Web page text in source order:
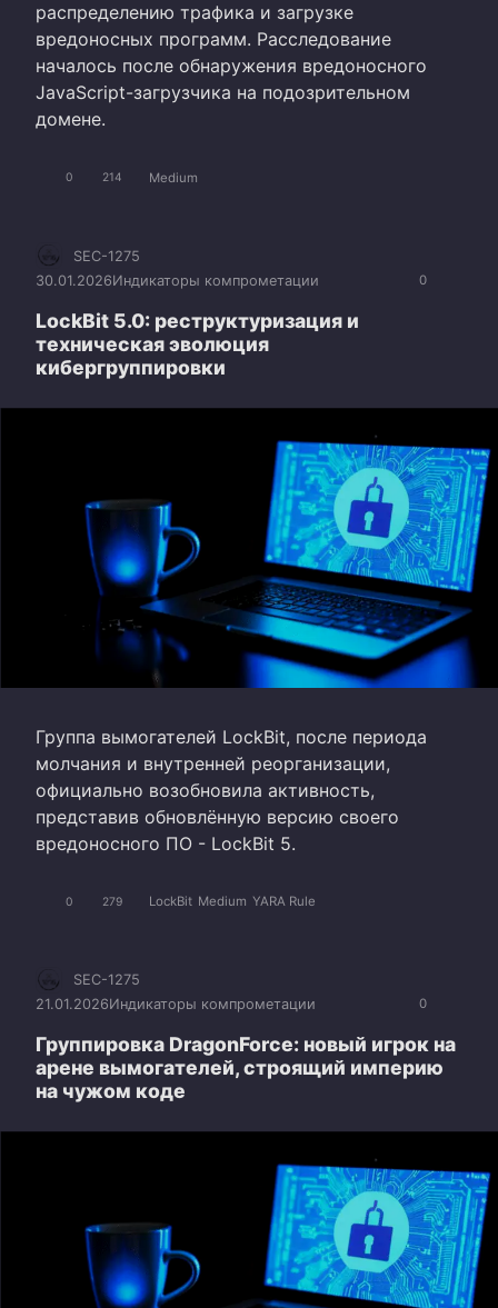
распределению трафика и загрузке
вредоносных программ. Расследование
началось после обнаружения вредоносного
JavaScript-загрузчика на подозрительном
домене.
0 214 Medium
0
SEC-1275
30.01.2026Индикаторы компрометации
LockBit 5.0: реструктуризация и
техническая эволюция
кибергруппировки
Группа вымогателей LockBit, после периода
молчания и внутренней реорганизации,
официально возобновила активность,
представив обновлённую версию своего
вредоносного ПО - LockBit 5.
0 279 LockBit Medium YARA Rule
0
SEC-1275
21.01.2026Индикаторы компрометации
Группировка DragonForce: новый игрок на
арене вымогателей, строящий империю
на чужом коде